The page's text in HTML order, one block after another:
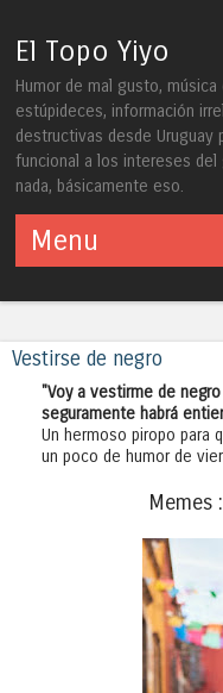
El Topo Yiyo
Humor de mal gusto,
estúpideces, información
destructivas desde Uruguay
funcional a los intereses del
nada, básicamente eso.
Menu
Vestirse de negro
"Voy a vestirme de
seguramente habrá
Un hermoso piropo para
un poco de humor de
Memes